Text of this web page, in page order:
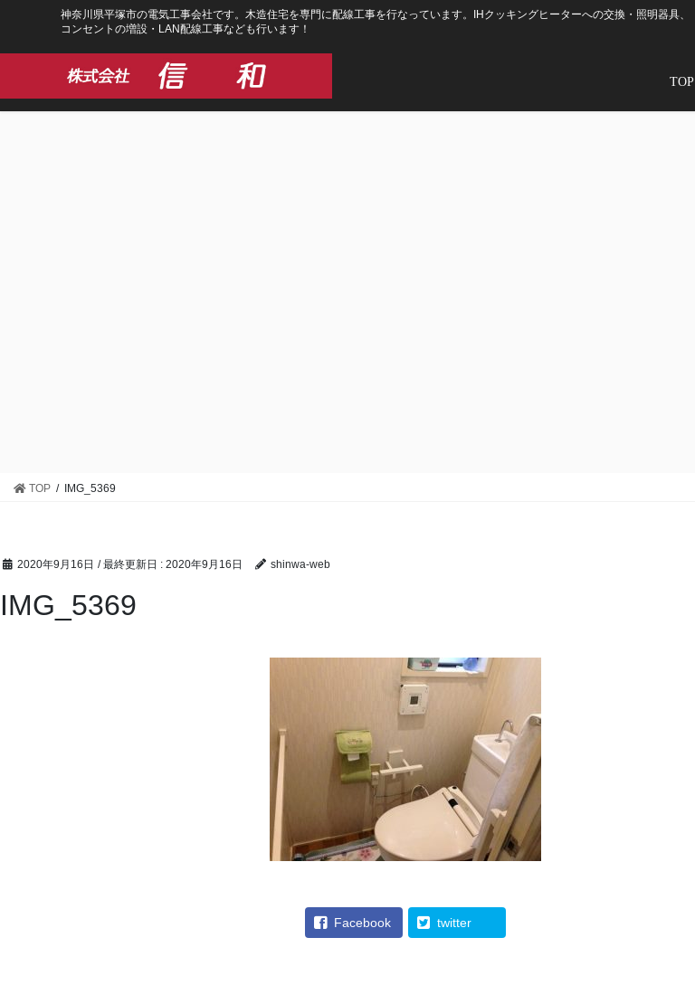
テ
ツ
ゲ
シ
神奈川県平塚市の電気工事会社です。木造住宅を専門に配線工事を行なっています。IHクッキングヒーターへの交換・照明器具、
コンセントの増設・LAN配線工事なども行います！
TOP
TOP IMG_5369
2020年9月16日 / 最終更新日 : 2020年9月16日 shinwa-web
IMG_5369
Facebook twitter